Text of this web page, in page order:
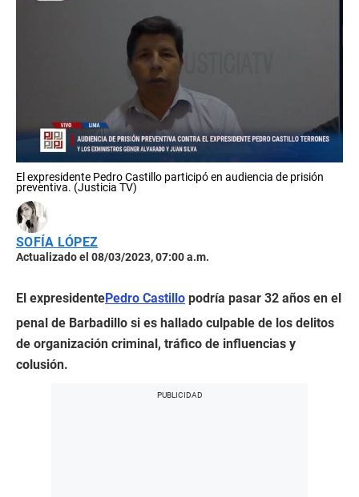
El expresidente Pedro Castillo participó en audiencia de prisión
preventiva. (Justicia TV)
SOFÍA LÓPEZ
Actualizado el 08/03/2023, 07:00 a.m.
El expresidentePedro Castillo podría pasar 32 años en el
penal de Barbadillo si es hallado culpable de los delitos
de organización criminal, tráfico de influencias y
colusión.